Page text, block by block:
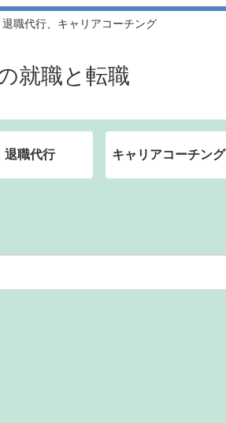
職代行、キャリアコーチング
就職と転職
退職代行 キャリアコーチング